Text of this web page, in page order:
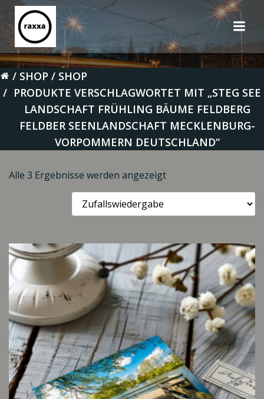
Inhalt
SHOP
SHOP
PRODUKTE VERSCHLAGWORTET MIT „STEG SEE
LANDSCHAFT FRÜHLING BÄUME FELDBERG
FELDBER SEENLANDSCHAFT MECKLENBURG-
VORPOMMERN DEUTSCHLAND“
Alle 3 Ergebnisse werden angezeigt